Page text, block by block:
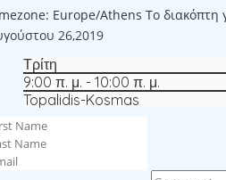
Europe/Athens Το διακόπτη
26,2019
Τρίτη
9:00 π. μ. - 10:00 π. μ.
Topalidis-Kosmas